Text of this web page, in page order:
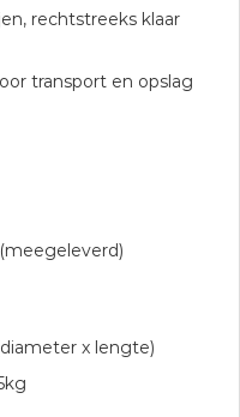
rechtstreeks klaar
transport en opslag
x lengte)